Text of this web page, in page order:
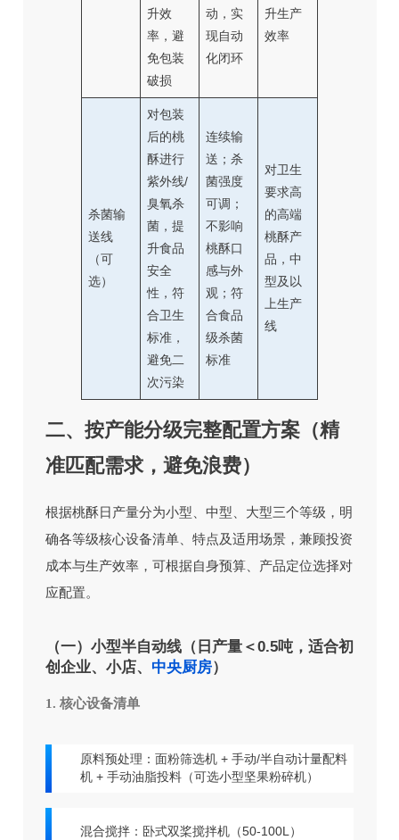
升效
率，避
免包装
破损
动，实
现自动
化闭环
升生产
效率
杀菌输
送线
（可
选）
对包装
后的桃
酥进行
紫外线/
臭氧杀
菌，提
升食品
安全
性，符
合卫生
标准，
避免二
次污染
连续输
送；杀
菌强度
可调；
不影响
桃酥口
感与外
观；符
合食品
级杀菌
标准
对卫生
要求高
的高端
桃酥产
品，中
型及以
上生产
线
二、按产能分级完整配置方案（精
准匹配需求，避免浪费）
根据桃酥日产量分为小型、中型、大型三个等级，明
确各等级核心设备清单、特点及适用场景，兼顾投资
成本与生产效率，可根据自身预算、产品定位选择对
应配置。
（一）小型半自动线（日产量＜0.5吨，适合初
创企业、小店、 中央厨房）
1. 核心设备清单
原料预处理：面粉筛选机 + 手动/半自动计量配料
机 + 手动油脂投料（可选小型坚果粉碎机）
混合搅拌：卧式双桨搅拌机（50-100L）